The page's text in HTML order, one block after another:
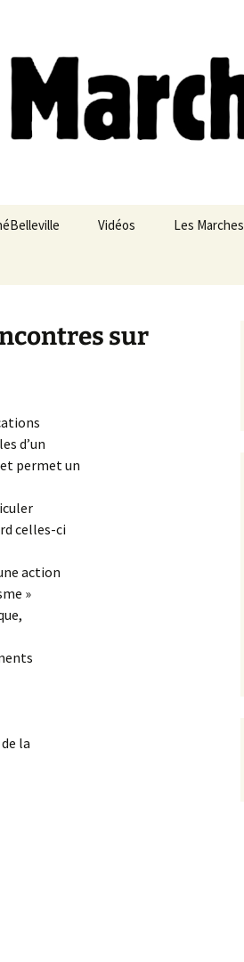
Vidéos Les Marches
sur
d’un
permet un
celles-ci
action
»
la